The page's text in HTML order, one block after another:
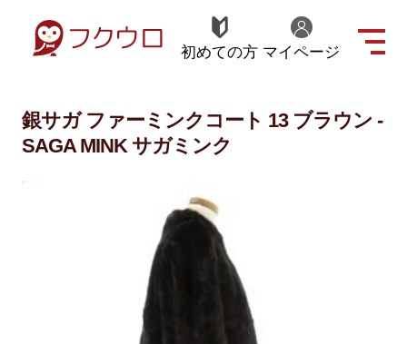
初めての方 マイページ
銀サガ ファーミンクコート 13 ブラウン -
SAGA MINK サガミンク